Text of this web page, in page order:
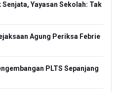
Yayasan Sekolah: Tak
Agung Periksa Febrie
PLTS Sepanjang